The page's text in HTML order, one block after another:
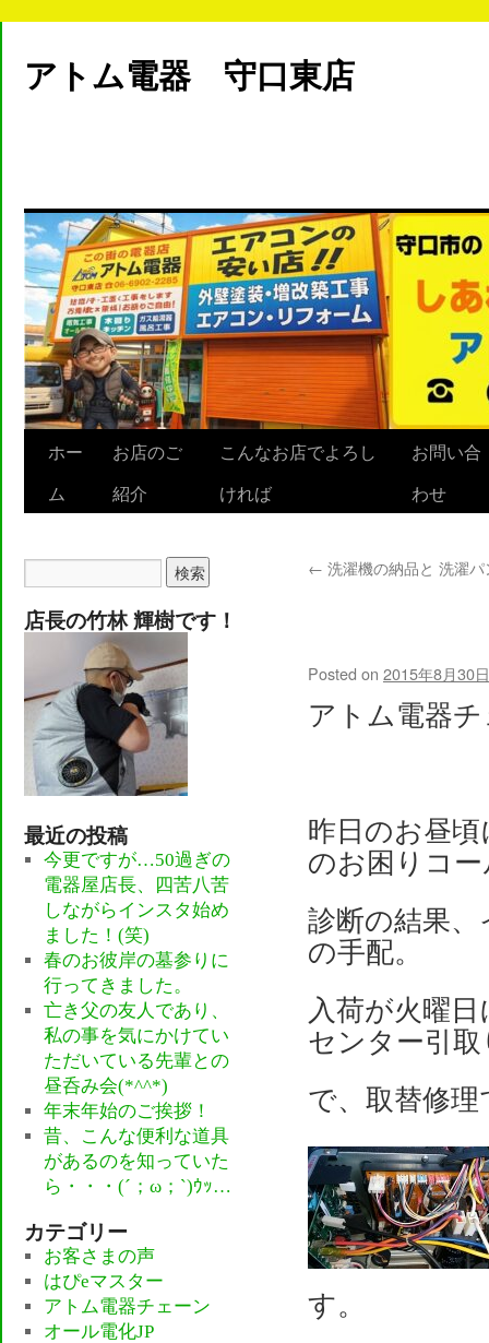
アトム電器 守口東店
Skip
ホー
ム
お店のご
紹介
こんなお店でよろし
ければ
お問い合
わせ
← 洗濯機の納品と 洗濯
Posted on 2015年8月30日
アトム電器
昨日のお昼
のお困りコ
診断の結果
の手配。
入荷が火曜
センター引
で、取替修理
す。
店長の竹林 輝樹です！
最近の投稿
今更ですが…50過ぎの
電器屋店長、四苦八苦
しながらインスタ始め
ました！(笑)
春のお彼岸の墓参りに
行ってきました。
亡き父の友人であり、
私の事を気にかけてい
ただいている先輩との
昼呑み会(*^^*)
年末年始のご挨拶！
昔、こんな便利な道具
があるのを知っていた
ら・・・(´；ω；`)ｳｯ…
カテゴリー
お客さまの声
はぴeマスター
アトム電器チェーン
オール電化JP